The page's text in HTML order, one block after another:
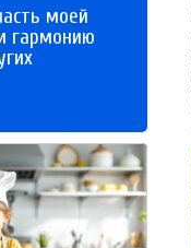
моей
гармонию